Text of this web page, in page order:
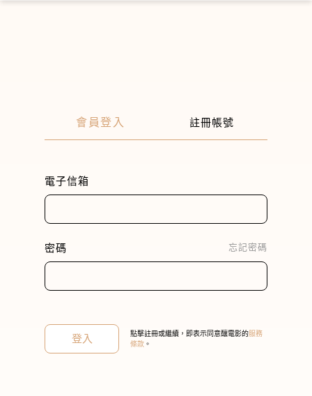
會員登入 註冊帳號
電子信箱
密碼 忘記密碼
登入 點擊註冊或繼續，即表示同意釀電影的服務
條款 。